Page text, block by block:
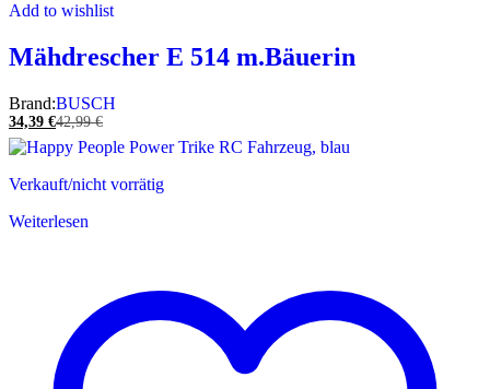
Add to wishlist
Mähdrescher E 514 m.Bäuerin
Brand:BUSCH
34,39 €42,99€
Verkauft/nicht vorrätig
Weiterlesen